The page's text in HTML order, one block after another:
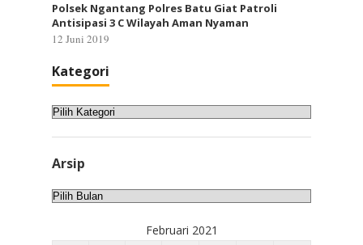
Polsek Ngantang Polres Batu Giat Patroli
Antisipasi 3 C Wilayah Aman Nyaman
12 Juni 2019
Kategori
Kategori
Arsip
Arsip
Februari 2021